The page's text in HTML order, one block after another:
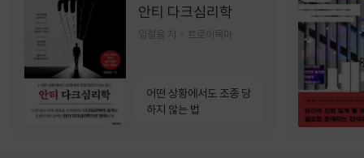
안티 다크심리학
임철웅 저 트로이목마
어떤 상황에서도 조종 당
하지 않는 법